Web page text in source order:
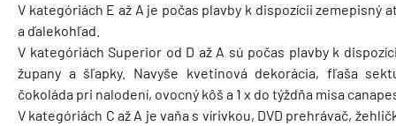
V kategóriách E až A je počas plavby k dispozícii zemepisný
a ďalekohľad.
V kategóriách Superior od D až A sú počas plavby k
župany a šľapky. Navyše kvetinová dekorácia, fľaša
čokoláda pri nalodení, ovocný kôš a 1 x do týždňa misa
V kategóriách C až A je vaňa s vírivkou, DVD prehrávač,